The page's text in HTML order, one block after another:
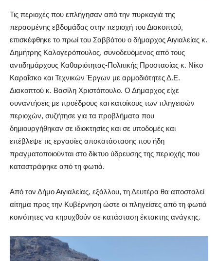
Τις περιοχές που επλήγησαν από την πυρκαγιά της
περασμένης εβδομάδας στην περιοχή του Διακοπτού,
επισκέφθηκε το πρωί του Σαββάτου ο δήμαρχος Αιγιαλείας κ.
Δημήτρης Καλογερόπουλος, συνοδευόμενος από τους
αντιδημάρχους Καθαριότητας-Πολιτικής Προστασίας κ. Νίκο
Καραΐσκο και Τεχνικών Έργων με αρμοδιότητες Δ.Ε.
Διακοπτού κ. Βασίλη Χριστόπουλο. Ο Δήμαρχος είχε
συναντήσεις με προέδρους και κατοίκους των πληγεισών
περιοχών, συζήτησε για τα προβλήματα που
δημιουργήθηκαν σε ιδιοκτησίες και σε υποδομές και
επέβλεψε τις εργασίες αποκατάστασης που ήδη
πραγματοποιούνται στο δίκτυο ύδρευσης της περιοχής που
καταστράφηκε από τη φωτιά.
Από τον Δήμο Αιγιαλείας, εξάλλου, τη Δευτέρα θα αποσταλεί
αίτημα προς την Κυβέρνηση ώστε οι πληγείσες από τη φωτιά
κοινότητες να κηρυχθούν σε κατάσταση έκτακτης ανάγκης.